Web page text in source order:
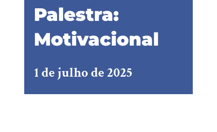
Palestra:
Motivacional
1 de julho de 2025